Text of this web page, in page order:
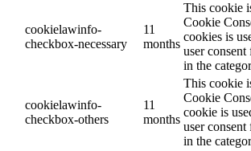
cookielawinfo-
checkbox-necessary
11
months
This cookie
Cookie
cookies is
user
in the
cookielawinfo-
checkbox-others
11
months
This cookie
Cookie
cookie is
user
in the